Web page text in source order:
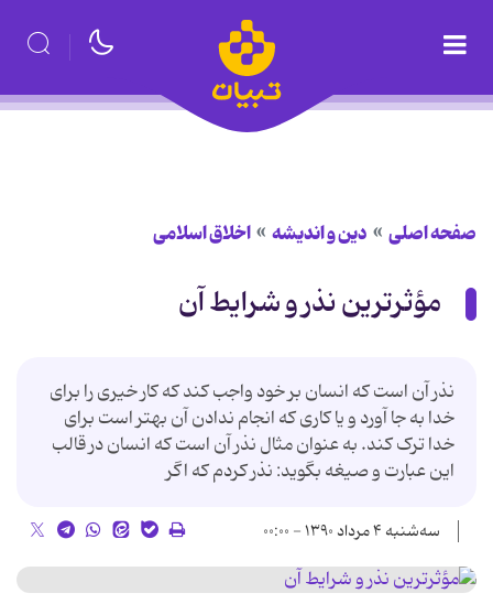
صفحه اصلی دین و اندیشه اخلاق اسلامی
مؤثرترین نذر و شرایط آن
نذر آن است که انسان بر خود واجب کند که کار خیری را برای
خدا به جا آورد و یا کاری که انجام ندادن آن بهتر است برای
خدا ترک کند. به عنوان مثال نذر آن است که انسان در قالب
این عبارت و صیغه بگوید: نذر کردم که اگر
سه‌شنبه ۴ مرداد ۱۳۹۰ - ۰۰:۰۰